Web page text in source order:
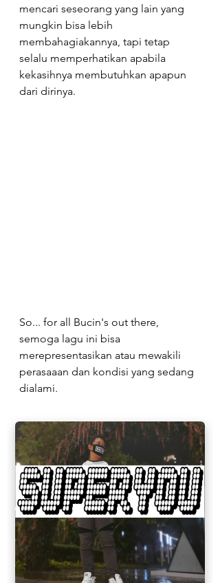
mencari seseorang yang lain yang
mungkin bisa lebih
membahagiakannya, tapi tetap
selalu memperhatikan apabila
kekasihnya membutuhkan apapun
dari dirinya.
So... for all Bucin's out there,
semoga lagu ini bisa
merepresentasikan atau mewakili
perasaaan dan kondisi yang sedang
dialami.